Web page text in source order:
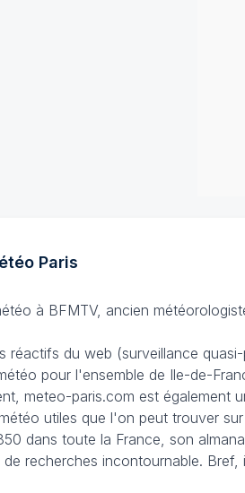
Paris
à BFMTV, ancien
du web (surveillance
pour l'ensemble de Ile-de-
meteo-paris.com est également
utiles que l'on peut trouver
dans toute la France, son
recherches incontournable.